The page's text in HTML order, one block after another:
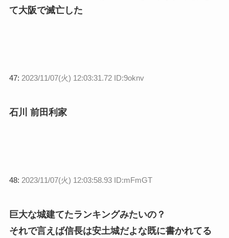
て大阪で滅亡した
47: 2023/11/07(火) 12:03:31.72 ID:9oknv
石川 前田利家
48: 2023/11/07(火) 12:03:58.93 ID:mFmGT
巨大な城建てたランキングみたいの？
それで言えば信長は安土城だよな既に書かれてる